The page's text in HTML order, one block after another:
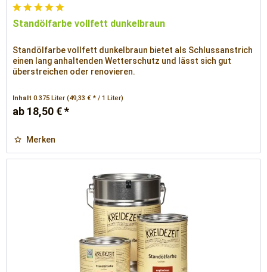
Standölfarbe vollfett dunkelbraun
Standölfarbe vollfett dunkelbraun bietet als Schlussanstrich
einen lang anhaltenden Wetterschutz und lässt sich gut
überstreichen oder renovieren.
Inhalt0.375 Liter(49,33 € * / 1 Liter)
ab 18,50 € *
Merken